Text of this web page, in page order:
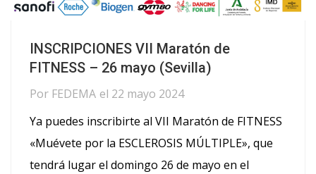
INSCRIPCIONES VII Maratón de
FITNESS – 26 mayo (Sevilla)
Por FEDEMA el 22 mayo 2024
Ya puedes inscribirte al VII Maratón de FITNESS
«Muévete por la ESCLEROSIS MÚLTIPLE», que
tendrá lugar el domingo 26 de mayo en el